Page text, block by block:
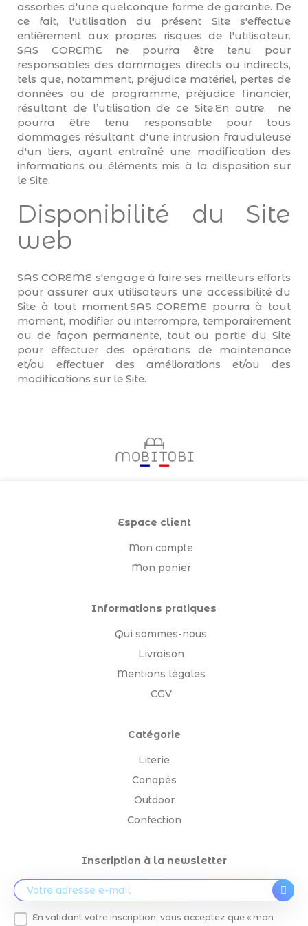
assorties d'une quelconque forme de garantie. De
ce fait, l'utilisation du présent Site s'effectue
entièrement aux propres risques de l'utilisateur.
SAS COREME ne pourra être tenu pour
responsables des dommages directs ou indirects,
tels que, notamment, préjudice matériel, pertes de
données ou de programme, préjudice financier,
résultant de l’utilisation de ce Site.En outre, ne
pourra être tenu responsable pour tous
dommages résultant d'une intrusion frauduleuse
d'un tiers, ayant entraîné une modification des
informations ou éléments mis à la disposition sur
le Site.
Disponibilité du Site
web
SAS COREME s'engage à faire ses meilleurs efforts
pour assurer aux utilisateurs une accessibilité du
Site à tout moment.SAS COREME pourra à tout
moment, modifier ou interrompre, temporairement
ou de façon permanente, tout ou partie du Site
pour effectuer des opérations de maintenance
et/ou effectuer des améliorations et/ou des
modifications sur le Site.
Espace client
Mon compte
Mon panier
Informations pratiques
Qui sommes-nous
Livraison
Mentions légales
CGV
Catégorie
Literie
Canapés
Outdoor
Confection
Inscription à la newsletter
En validant votre inscription, vous acceptez que « mon